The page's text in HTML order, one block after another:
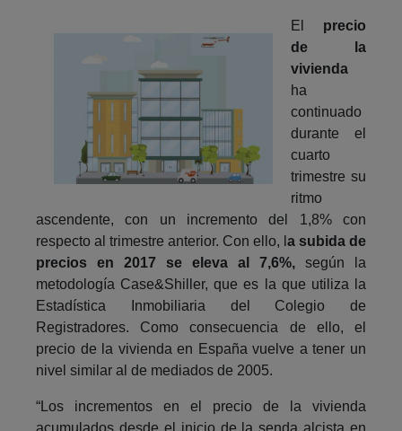
El precio
de la
vivienda
ha
continuado
durante el
cuarto
trimestre su
ritmo
ascendente, con un incremento del 1,8% con
respecto al trimestre anterior. Con ello, l a subida de
precios en 2017 se eleva al 7,6%, según la
metodología Case&Shiller, que es la que utiliza la
Estadística Inmobiliaria del Colegio de
Registradores. Como consecuencia de ello, el
precio de la vivienda en España vuelve a tener un
nivel similar al de mediados de 2005.
“Los incrementos en el precio de la vivienda
acumulados desde el inicio de la senda alcista en